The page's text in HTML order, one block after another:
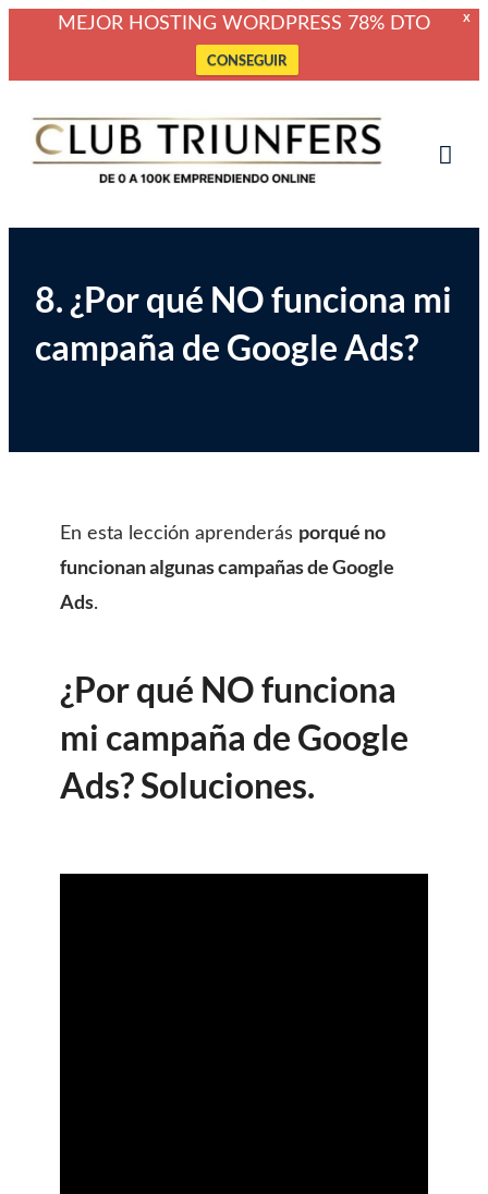
X
MEJOR HOSTING WORDPRESS 78% DTO
CONSEGUIR
contenido
Club Triunfers
8. ¿Por qué NO funciona mi
campaña de Google Ads?
En esta lección aprenderás porqué no
funcionan algunas campañas de Google
Ads.
¿Por qué NO funciona
mi campaña de Google
Ads? Soluciones.